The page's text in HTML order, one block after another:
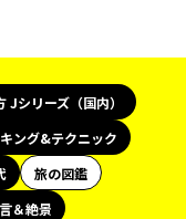
Jシリーズ（国内）
ング&テクニック
旅の図鑑
＆絶景